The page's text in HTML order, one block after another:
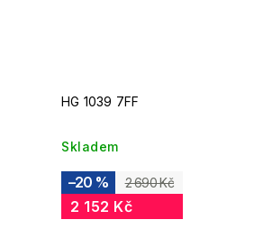
HG 1039 7FF
Skladem
2 690 Kč
–20 %
2 152 Kč